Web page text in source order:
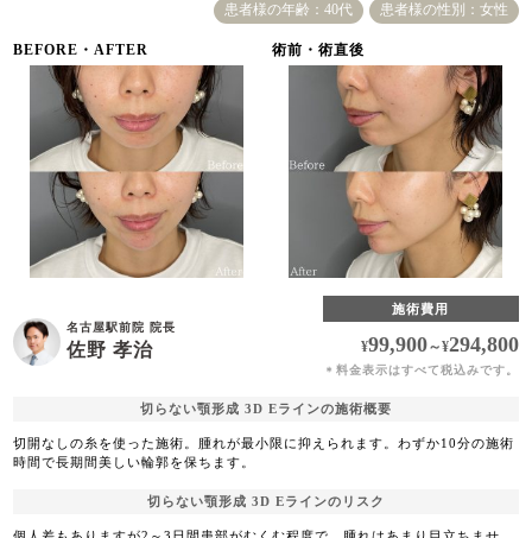
患者様の年齢：40代 患者様の性別：女性
BEFORE・AFTER 術前・術直後
名古屋駅前院 院長
佐野 孝治
施術費用
¥99,900～¥294,800
＊ 料金表示はすべて税込みです。
切らない顎形成 3D Eラインの施術概要
切開なしの糸を使った施術。腫れが最小限に抑えられます。わずか10分の施術
時間で長期間美しい輪郭を保ちます。
切らない顎形成 3D Eラインのリスク